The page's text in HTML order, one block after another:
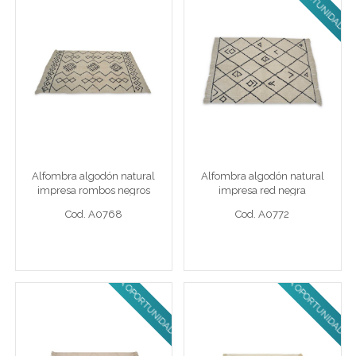
Alfombra algodón natural
impresa rombos negros
Cod. A0768
Alfombra algodón natural
impresa rombos negros
Cod. A0768
Alfombra algodón natural
impresa red negra
Cod. A0772
Alfombra algodón natural
impresa red negra
Cod. A0772
ULTIMA OPORTUNIDAD! ULTIMA OPORTUNIDAD!